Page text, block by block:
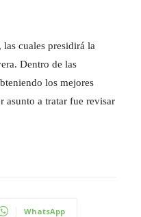
cuales presidirá la
Dentro de las
los mejores
asunto a tratar fue revisar
WhatsApp